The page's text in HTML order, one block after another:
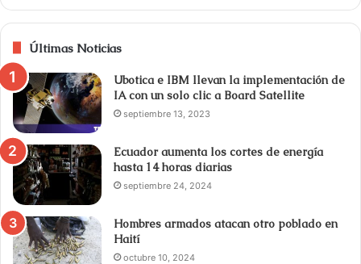
Últimas Noticias
Ubotica e IBM llevan la implementación de
IA con un solo clic a Board Satellite
septiembre 13, 2023
Ecuador aumenta los cortes de energía
hasta 14 horas diarias
septiembre 24, 2024
Hombres armados atacan otro poblado en
Haití
octubre 10, 2024